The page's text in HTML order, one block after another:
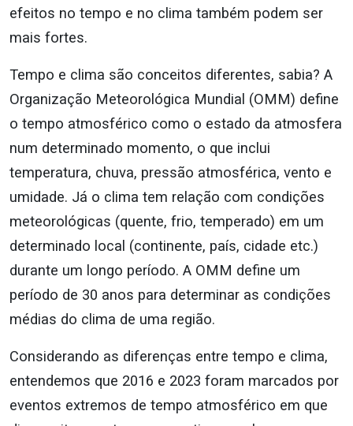
efeitos no tempo e no clima também podem ser
mais fortes.
Tempo e clima são conceitos diferentes, sabia? A
Organização Meteorológica Mundial (OMM) define
o tempo atmosférico como o estado da atmosfera
num determinado momento, o que inclui
temperatura, chuva, pressão atmosférica, vento e
umidade. Já o clima tem relação com condições
meteorológicas (quente, frio, temperado) em um
determinado local (continente, país, cidade etc.)
durante um longo período. A OMM define um
período de 30 anos para determinar as condições
médias do clima de uma região.
Considerando as diferenças entre tempo e clima,
entendemos que 2016 e 2023 foram marcados por
eventos extremos de tempo atmosférico em que